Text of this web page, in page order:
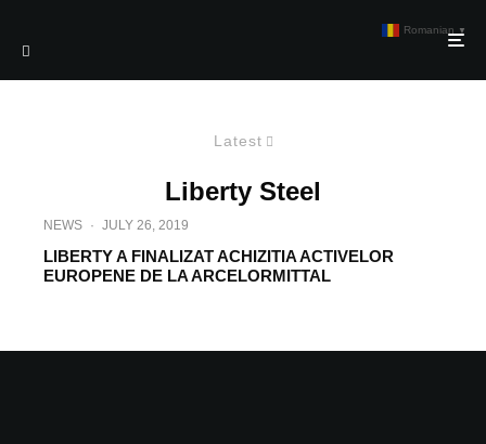
Latest
Liberty Steel
NEWS · JULY 26, 2019
LIBERTY A FINALIZAT ACHIZITIA ACTIVELOR
EUROPENE DE LA ARCELORMITTAL
Romanian ▼